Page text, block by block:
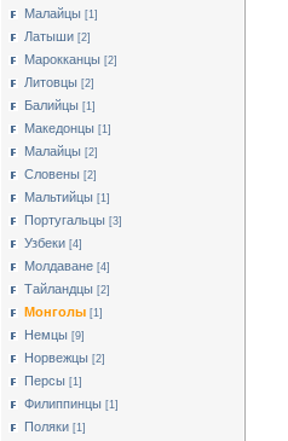
Малайцы [1]
Латыши [2]
Марокканцы [2]
Литовцы [2]
Балийцы [1]
Македонцы [1]
Малайцы [2]
Словены [2]
Мальтийцы [1]
Португальцы [3]
Узбеки [4]
Молдаване [4]
Тайландцы [2]
Монголы [1]
Немцы [9]
Норвежцы [2]
Персы [1]
Филиппинцы [1]
Поляки [1]